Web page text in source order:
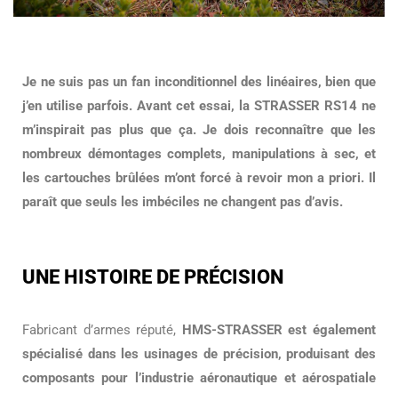
Je ne suis pas un fan inconditionnel des linéaires, bien que
j’en utilise parfois. Avant cet essai, la STRASSER RS14 ne
m’inspirait pas plus que ça. Je dois reconnaître que les
nombreux démontages complets, manipulations à sec, et
les cartouches brûlées m’ont forcé à revoir mon a priori. Il
paraît que seuls les imbéciles ne changent pas d’avis.
UNE HISTOIRE DE PRÉCISION
Fabricant d’armes réputé, HMS-STRASSER est également
spécialisé dans les usinages de précision, produisant des
composants pour l’industrie aéronautique et aérospatiale